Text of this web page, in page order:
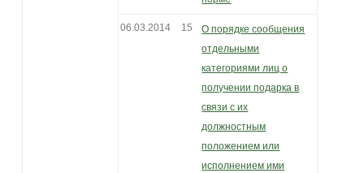
06.03.2014 15
О порядке сообщения
отдельными
категориями лиц о
получении подарка в
связи с их
должностным
положением или
исполнением ими